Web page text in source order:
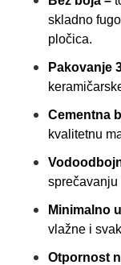
skladno
pločica.
Pakovanje
Cementna
kvalitetnu
sprečavanju
Minimalno
vlažne i
Otpornost